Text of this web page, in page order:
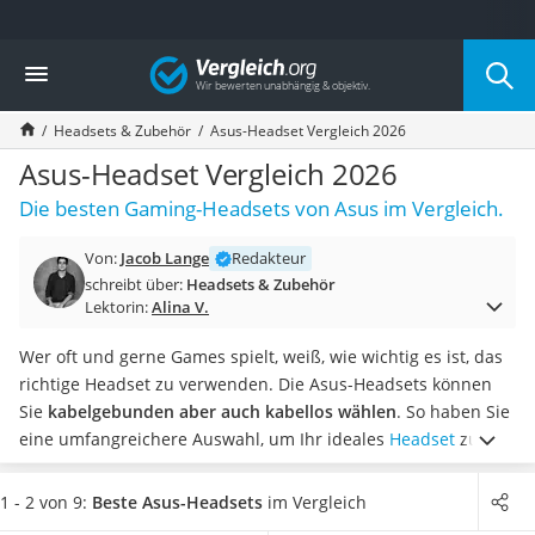
Die beliebtesten Vergleiche nach Kategorie
Elektronik
Powerstation
Monitor 32 Zoll 4K
Fernseher
Drucker
Desktop-PC
Diascanner
Laser-Multifunktionsdrucker
Powerstation mit Solarpanel
Gaming-PC
Soundbar
17-Zoll-Laptop
Satellitenschüssel
Gaming-Headset
Vergleich
Headsets & Zubehör Asus-Headset Vergleich 2026
Asus-Headset Vergleich 2026
Die besten Gaming-Headsets von Asus im Vergleich.
Von: Jacob Lange
Redakteur
schreibt über: Headsets & Zubehör
Lektorin:Alina V.
Wer oft und gerne Games spielt, weiß, wie wichtig es ist, das
richtige Headset zu verwenden. Die Asus-Headsets können
Sie kabelgebunden aber auch kabellos wählen. So haben Sie
eine umfangreichere Auswahl, um Ihr ideales Headset zu
finden. Eine der wichtigsten Komponenten eines Headsets ist
gängigen Tests im Internet zufolge die Klangqualität. Hierauf
1 - 2 von 9: Beste Asus-Headsets im Vergleich